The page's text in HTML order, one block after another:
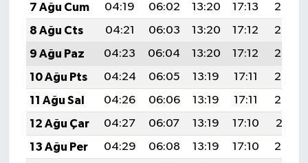
7 Ağu Cum
04:19 06:02 13:20 17:13
20:27
8 Ağu Cts
04:21 06:03 13:20 17:12
20:26
9 Ağu Paz
04:23 06:04 13:20 17:12
20:25
10 Ağu Pts
04:24 06:05 13:19 17:11
20:24
11 Ağu Sal
04:26 06:06 13:19 17:11
20:22
12 Ağu Çar
04:27 06:07 13:19 17:10
20:21
13 Ağu Per
04:29 06:08 13:19 17:10
20:20